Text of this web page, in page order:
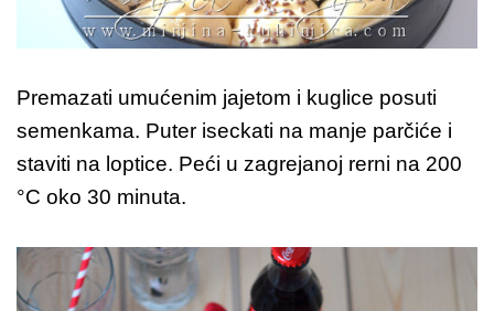
Premazati umućenim jajetom i kuglice posuti
semenkama. Puter iseckati na manje parčiće i
staviti na loptice. Peći u zagrejanoj rerni na 200
°C oko 30 minuta.